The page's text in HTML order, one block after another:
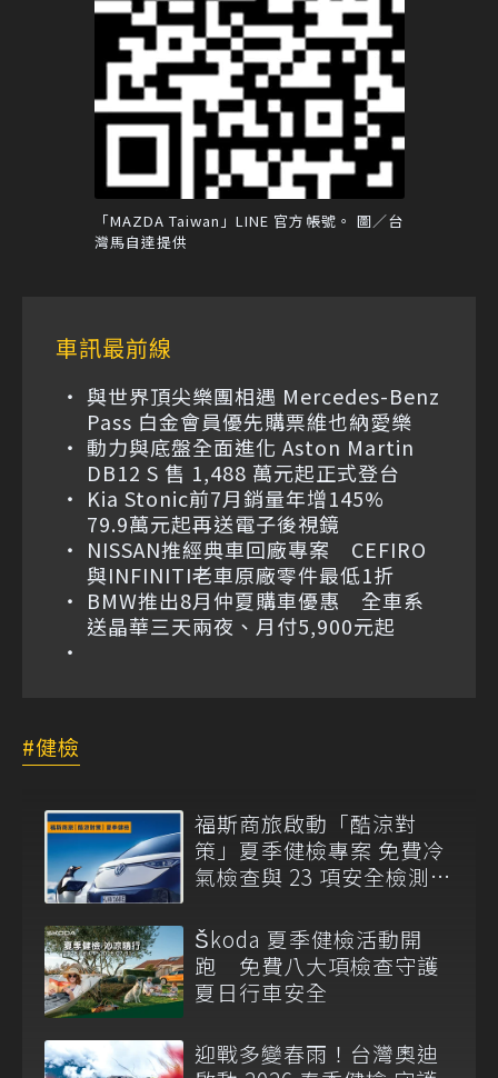
「MAZDA Taiwan」LINE 官方帳號。 圖／台
灣馬自達提供
車訊最前線
與世界頂尖樂團相遇 Mercedes-Benz
Pass 白金會員優先購票維也納愛樂
動力與底盤全面進化 Aston Martin
DB12 S 售 1,488 萬元起正式登台
Kia Stonic前7月銷量年增145%
79.9萬元起再送電子後視鏡
NISSAN推經典車回廠專案 CEFIRO
與INFINITI老車原廠零件最低1折
BMW推出8月仲夏購車優惠 全車系
送晶華三天兩夜、月付5,900元起
健檢
福斯商旅啟動「酷涼對
策」夏季健檢專案 免費冷
氣檢查與 23 項安全檢測同
Škoda 夏季健檢活動開
跑 免費八大項檢查守護
夏日行車安全
迎戰多變春雨！台灣奧迪